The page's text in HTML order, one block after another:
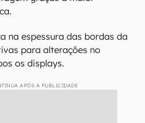
na espessura das bordas da
para alterações no
os displays.
APÓS A PUBLICIDADE